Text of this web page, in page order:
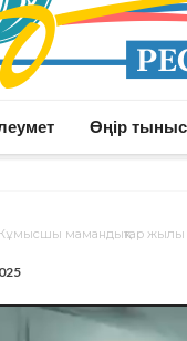
Өңір
мамандықтар жылы